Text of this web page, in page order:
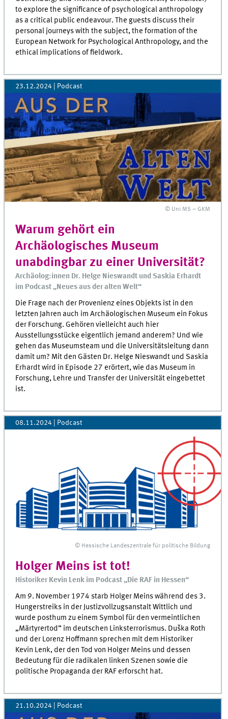
to explore the significance of psychological anthropology
as a critical public endeavour. The guests discuss their
personal journeys with the subject, the formation of the
European Network for Psychological Anthropology, and the
ethical implications of fieldwork.
23.12.2024 | Podcast
© Uni MS – GKM
Warum gehört ein
Archäologisches Museum
unabdingbar zu einer Universität?
Archäolog:innen Dr. Helge Nieswandt und Saskia Erhardt
im Podcast „Neues aus der alten Welt“
Die Frage nach der Provenienz eines Objekts ist in den
letzten Jahren auch im Archäologischen Museum ein Fokus
der Forschung. Gehören vielleicht auch hier
Ausstellungsstücke eigentlich jemand anderem? Und wie
gehen das Museumsteam und die Universitätsleitung dann
damit um? Mit den Gästen Dr. Helge Nieswandt und Saskia
Erhardt wird in Episode 27 erörtert, wie das Museum in
Forschung, Lehre und Transfer der Universität eingebettet
ist.
08.11.2024 | Podcast
© Hessische Landeszentrale für politische Bildung
Holger Meins ist tot!
Historiker Kevin Lenk im Podcast „Die RAF in Hessen“
Am 9. November 1974 starb Holger Meins während des 3.
Hungerstreiks in der Justizvollzugsanstalt Wittlich und
wurde posthum zu einem Symbol für den vermeintlichen
„Märtyrertod“ im deutschen Linksterrorismus. Duška Roth
und der Lorenz Hoffmann sprechen mit dem Historiker
Kevin Lenk, der den Tod von Holger Meins und dessen
Bedeutung für die radikalen linken Szenen sowie die
politische Propaganda der RAF erforscht hat.
21.10.2024 | Podcast